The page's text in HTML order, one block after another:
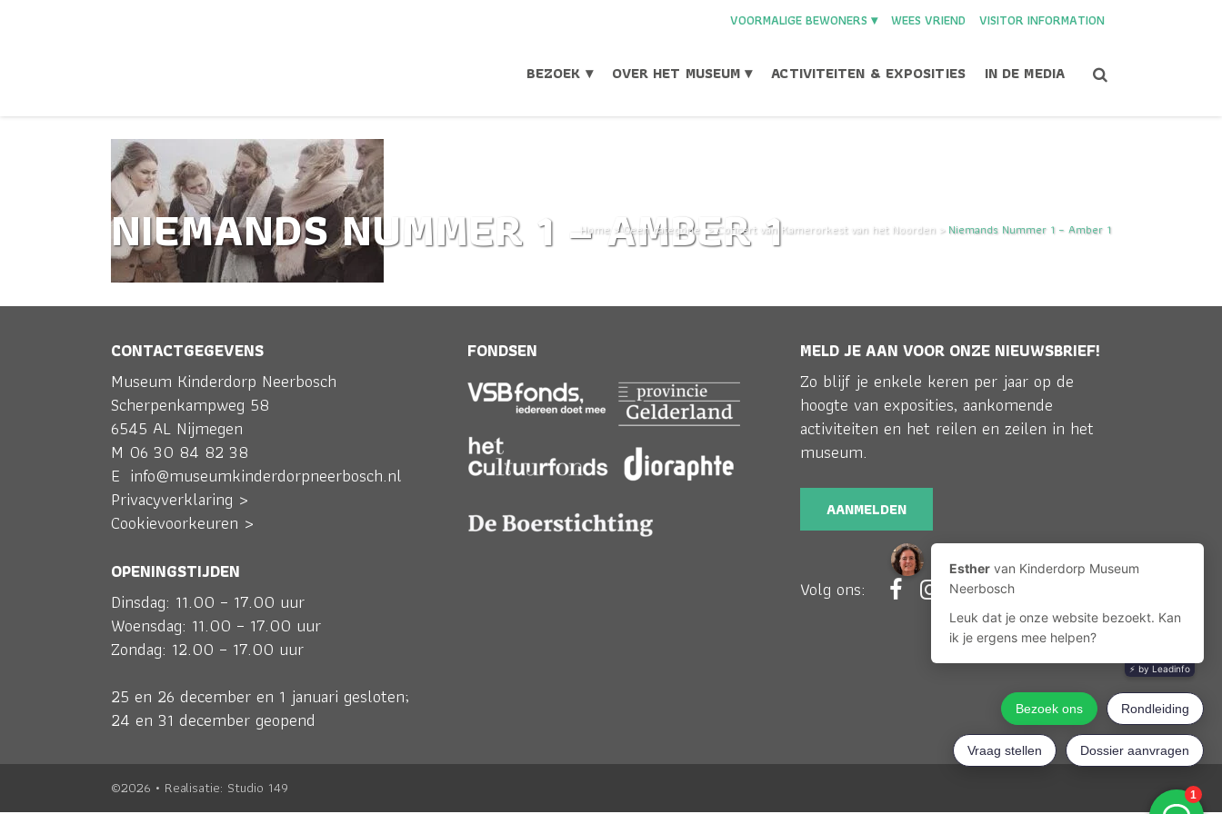
VOORMALIGE BEWONERS ▾ WEES VRIEND VISITOR INFORMATION
BEZOEK ▾ OVER HET MUSEUM ▾ ACTIVITEITEN & EXPOSITIES IN DE MEDIA
NIEMANDS NUMMER 1 – AMBER 1
Home >Geen categorie >Concert van Kamerorkest van het Noorden >Niemands Nummer 1 – Amber 1
CONTACTGEGEVENS
Museum Kinderdorp Neerbosch
Scherpenkampweg 58
6545 AL Nijmegen
M 06 30 84 82 38
E info@museumkinderdorpneerbosch.nl
Privacyverklaring >
Cookievoorkeuren >
OPENINGSTIJDEN
Dinsdag: 11.00 – 17.00 uur
Woensdag: 11.00 – 17.00 uur
Zondag: 12.00 – 17.00 uur
25 en 26 december en 1 januari gesloten;
24 en 31 december geopend
FONDSEN MELD JE AAN VOOR ONZE NIEUWSBRIEF!
Zo blijf je enkele keren per jaar op de
hoogte van exposities, aankomende
activiteiten en het reilen en zeilen in het
museum.
AANMELDEN
Volg ons:
©2026 • Realisatie: Studio 149